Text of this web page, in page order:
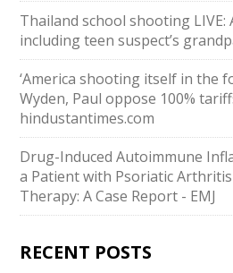
Thailand school shooting LIVE:
including teen suspect’s
‘America shooting itself in the
Wyden, Paul oppose 100%
hindustantimes.com
Drug-Induced Autoimmune
a Patient with Psoriatic
Therapy: A Case Report - EMJ
RECENT POSTS